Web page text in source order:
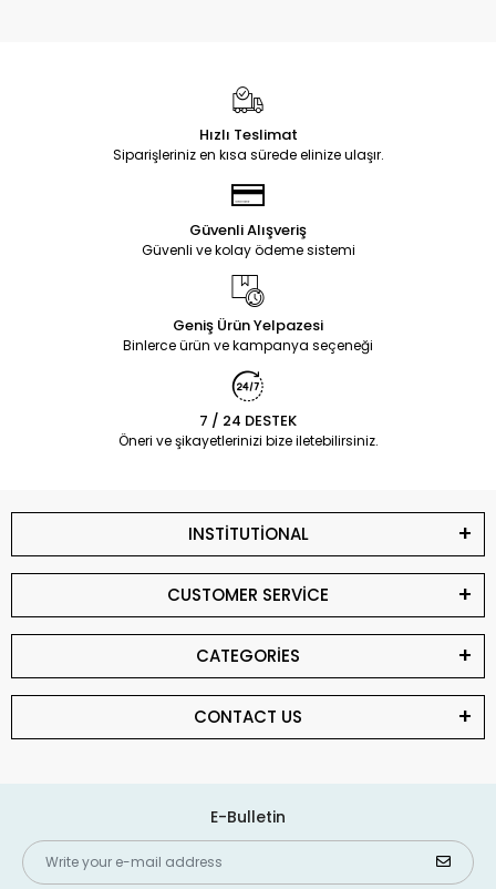
Hızlı Teslimat
Siparişleriniz en kısa sürede elinize ulaşır.
Güvenli Alışveriş
Güvenli ve kolay ödeme sistemi
Geniş Ürün Yelpazesi
Binlerce ürün ve kampanya seçeneği
7 / 24 DESTEK
Öneri ve şikayetlerinizi bize iletebilirsiniz.
INSTİTUTİONAL
CUSTOMER SERVİCE
CATEGORİES
CONTACT US
E-Bulletin